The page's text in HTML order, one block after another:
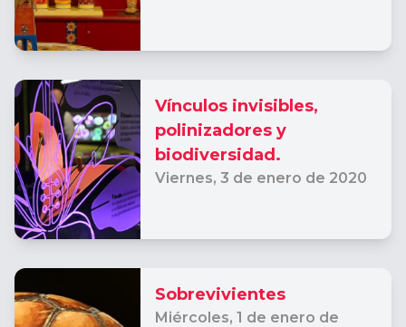
Vínculos invisibles,
polinizadores y
biodiversidad.
Viernes, 3 de enero de 2020
Sobrevivientes
Miércoles, 1 de enero de